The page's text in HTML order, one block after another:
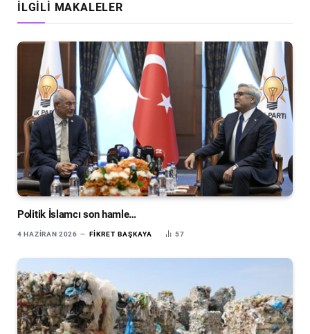
İLGILI MAKALELER
Politik İslamcı son hamle…
4 HAZIRAN 2026 FIKRET BAŞKAYA 57